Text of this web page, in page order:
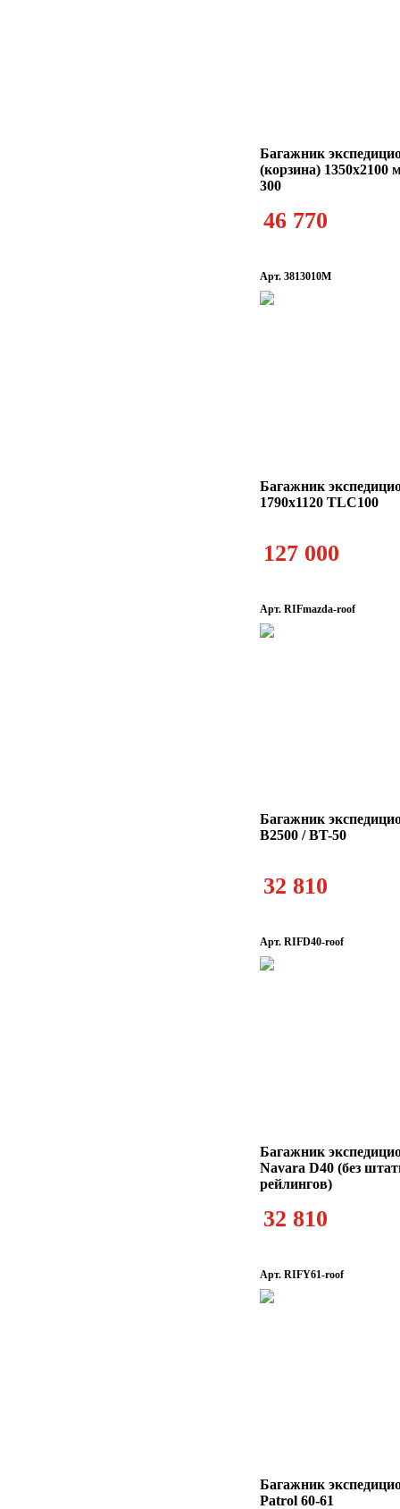
Багажник
(корзина)
300
46 770
Арт. 3813010M
Багажник
1790x1120 TLC100
127 000
Арт. RIFmazda-roof
Багажник
B2500 / BT-50
32 810
Арт. RIFD40-roof
Багажник
Navara D40 (без
рейлингов)
32 810
Арт. RIFY61-roof
Багажник
Patrol 60-61